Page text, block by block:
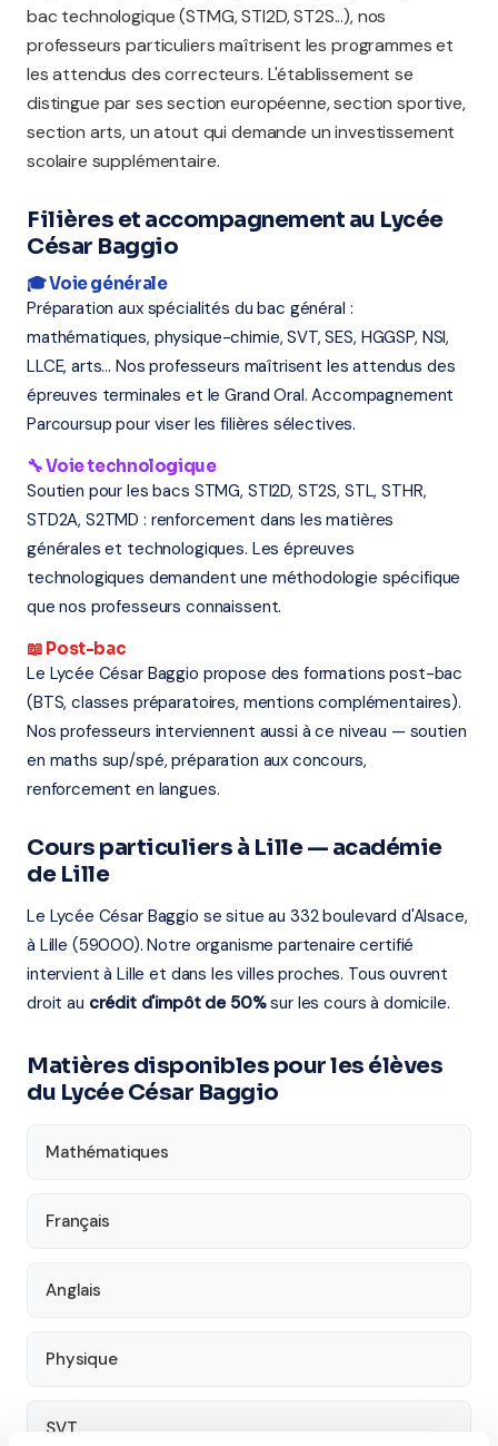
bac technologique (STMG, STI2D, ST2S...), nos
professeurs particuliers maîtrisent les programmes et
les attendus des correcteurs. L'établissement se
distingue par ses section européenne, section sportive,
section arts, un atout qui demande un investissement
scolaire supplémentaire.
Filières et accompagnement au Lycée
César Baggio
🎓 Voie générale
Préparation aux spécialités du bac général :
mathématiques, physique-chimie, SVT, SES, HGGSP, NSI,
LLCE, arts... Nos professeurs maîtrisent les attendus des
épreuves terminales et le Grand Oral. Accompagnement
Parcoursup pour viser les filières sélectives.
🔧 Voie technologique
Soutien pour les bacs STMG, STI2D, ST2S, STL, STHR,
STD2A, S2TMD : renforcement dans les matières
générales et technologiques. Les épreuves
technologiques demandent une méthodologie spécifique
que nos professeurs connaissent.
📖 Post-bac
Le Lycée César Baggio propose des formations post-bac
(BTS, classes préparatoires, mentions complémentaires).
Nos professeurs interviennent aussi à ce niveau — soutien
en maths sup/spé, préparation aux concours,
renforcement en langues.
Cours particuliers à Lille — académie
de Lille
Le Lycée César Baggio se situe au 332 boulevard d'Alsace,
à Lille (59000). Notre organisme partenaire certifié
intervient à Lille et dans les villes proches. Tous ouvrent
droit au crédit d'impôt de 50%sur les cours à domicile.
Matières disponibles pour les élèves
du Lycée César Baggio
Mathématiques
Français
Anglais
Physique
SVT